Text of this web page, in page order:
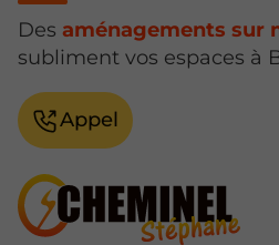
Des aménagements sur
subliment vos espaces à
Appel